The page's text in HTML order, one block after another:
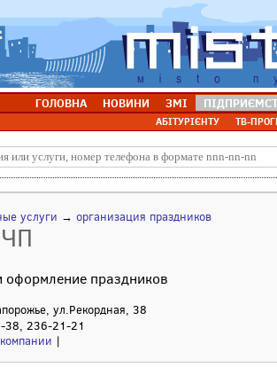
ГОЛОВНА НОВИНИ ЗМІ
АБІТУРІЄНТУ ТВ-
услуги → организация праздников
оформление праздников
ул.Рекордная, 38
38, 236-21-21
|